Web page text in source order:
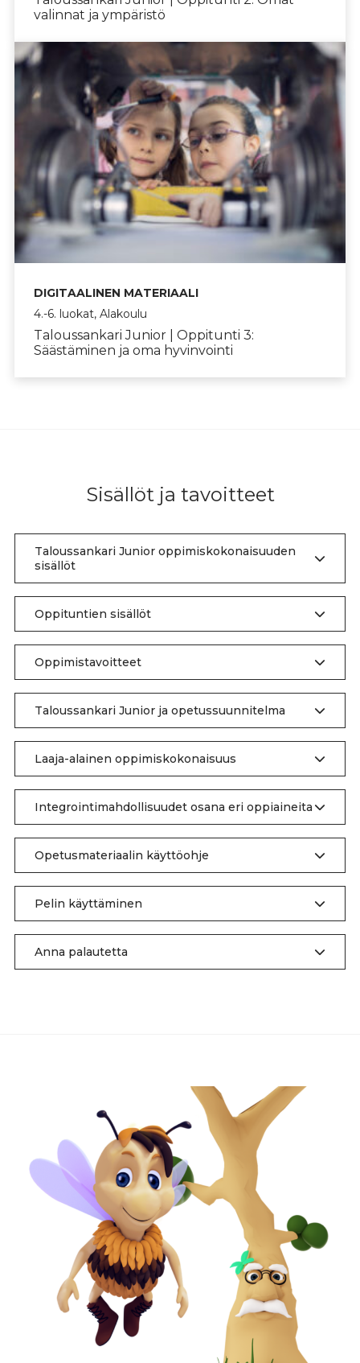
valinnat ja ympäristö
DIGITAALINEN MATERIAALI
4.-6. luokat, Alakoulu
Taloussankari Junior | Oppitunti 3:
Säästäminen ja oma hyvinvointi
Sisällöt ja tavoitteet
Taloussankari Junior oppimiskokonaisuuden
sisällöt
Oppituntien sisällöt
Oppimistavoitteet
Taloussankari Junior ja opetussuunnitelma
Laaja-alainen oppimiskokonaisuus
Integrointimahdollisuudet osana eri oppiaineita
Opetusmateriaalin käyttöohje
Pelin käyttäminen
Anna palautetta